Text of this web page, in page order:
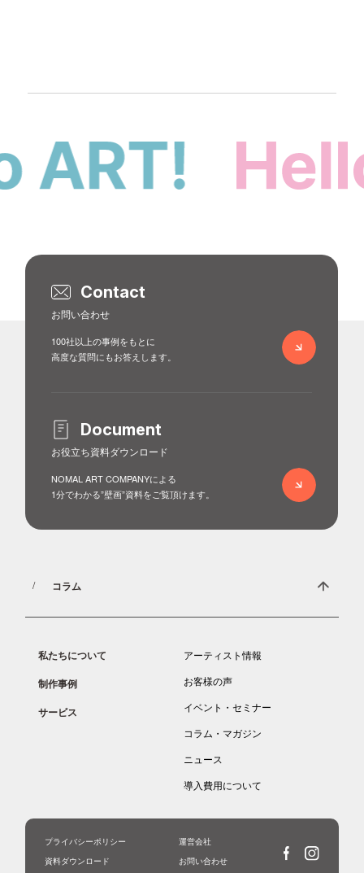
Contact
お問い合わせ
100社以上の事例をもとに
高度な質問にもお答えします。
Document
お役立ち資料ダウンロード
NOMAL ART COMPANYによる
1分でわかる”壁画”資料をご覧頂けます。
コラム
私たちについて
制作事例
サービス
アーティスト情報
お客様の声
イベント・セミナー
コラム・マガジン
ニュース
導入費用について
プライバシーポリシー
運営会社
資料ダウンロード
お問い合わせ